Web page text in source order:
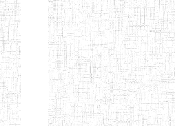
Etablissements
d'enseignement
secondaire
technique
et
professionnel